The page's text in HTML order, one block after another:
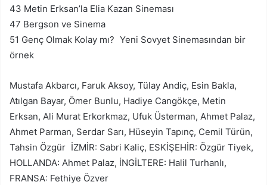
43 Metin Erksan’la Elia Kazan Sineması
47 Bergson ve Sinema
51 Genç Olmak Kolay mı? Yeni Sovyet Sinemasından bir
örnek
Mustafa Akbarcı, Faruk Aksoy, Tülay Andiç, Esin Bakla,
Atılgan Bayar, Ömer Bunlu, Hadiye Cangökçe, Metin
Erksan, Ali Murat Erkorkmaz, Ufuk Üsterman, Ahmet Palaz,
Ahmet Parman, Serdar Sarı, Hüseyin Tapınç, Cemil Türün,
Tahsin Özgür İZMİR: Sabri Kaliç, ESKİŞEHİR: Özgür Tiyek,
HOLLANDA: Ahmet Palaz, İNGİLTERE: Halil Turhanlı,
FRANSA: Fethiye Özver